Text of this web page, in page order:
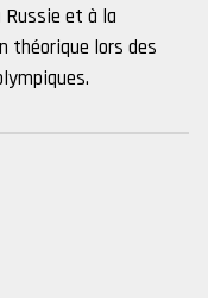
et à la
théorique lors des